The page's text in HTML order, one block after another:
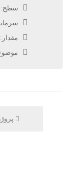
سطح:
مقدار: